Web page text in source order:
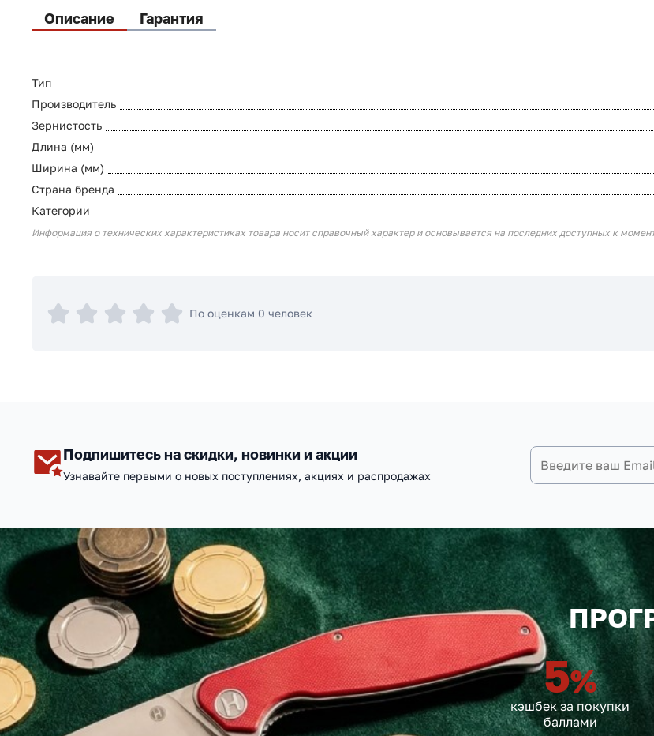
Описание Гарантия
Тип
Производитель
Зернистость
Длина (мм)
Ширина (мм)
Страна бренда
Категории
Информация о технических характеристиках товара носит справочный характер и основывается на последних доступных к
По оценкам 0 человек
Подпишитесь на скидки, новинки и акции
Узнавайте первыми о новых поступлениях, акциях и распродажах
5%
кэшбек за покупки
баллами